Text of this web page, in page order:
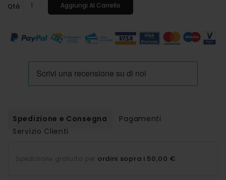
Spedizione e Consegna
Pagamenti
Servizio Clienti
Spedizione gratuita per ordini sopra i 50,00 €
Qtà Aggiungi Al Carrello